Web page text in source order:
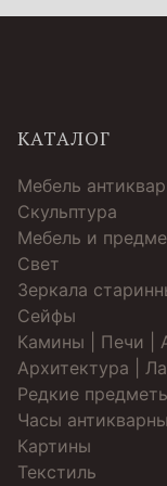
КАТАЛОГ
Мебель
Скульптура
Мебель и
Свет
Зеркала
Cейфы
Камины | Печи |
Архитектура |
Редкие
Часы
Картины
Текстиль